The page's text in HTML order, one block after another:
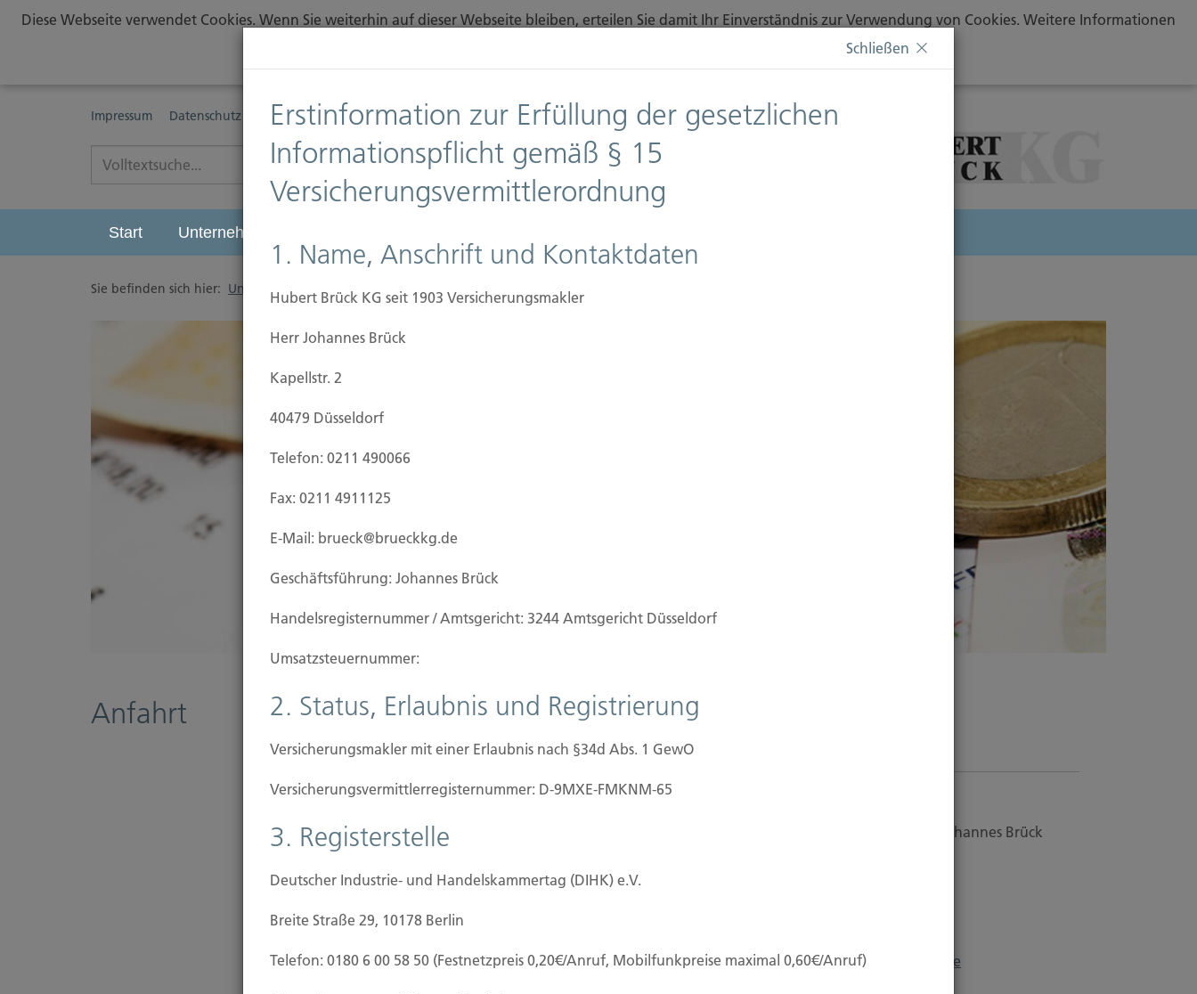
Diese Webseite verwendet Cookies. Wenn Sie weiterhin auf dieser Webseite bleiben, erteilen Sie damit Ihr Einverständnis zur Verwendung von Cookies. Weitere Informationen
Diese Nachricht nicht erneut anzeigen
Impressum Datenschutz Erstinformationspflichten Downloads Anfahrt
Start Unternehmen
Sie befinden sich hier: Unternehmen / Anfahrt
Anfahrt
Inhaber: Dipl. Ökonom Johannes Brück
Mail: brueck@brueckkg.de
Schließen
Erstinformation zur Erfüllung der gesetzlichen
Informationspflicht gemäß § 15
Versicherungsvermittlerordnung
1. Name, Anschrift und Kontaktdaten
Hubert Brück KG seit 1903 Versicherungsmakler
Herr Johannes Brück
Kapellstr. 2
40479 Düsseldorf
Telefon: 0211 490066
Fax: 0211 4911125
E-Mail: brueck@brueckkg.de
Geschäftsführung: Johannes Brück
Handels­registernummer / Amtsgericht: 3244 Amtsgericht Düsseldorf
Umsatzsteuer­nummer:
2. Status, Erlaubnis und Registrierung
Versicherungsmakler mit einer Erlaubnis nach §34d Abs. 1 GewO
Versicherungs­vermittler­registernummer: D-9MXE-FMKNM-65
3. Registerstelle
Deutscher Industrie- und Handelskammertag (DIHK) e.V.
Breite Straße 29, 10178 Berlin
Telefon: 0180 6 00 58 50 (Festnetzpreis 0,20€/Anruf, Mobilfunkpreise maximal 0,60€/Anruf)